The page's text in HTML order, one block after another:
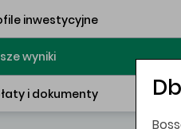
inwestycyjne
wyniki
i dokumenty